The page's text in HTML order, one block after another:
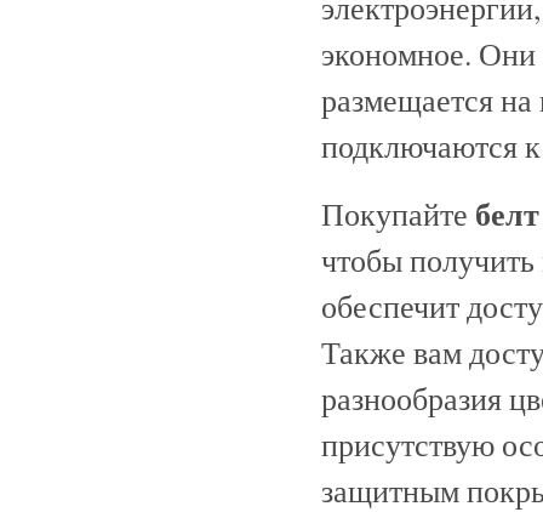
экономное.
размещается
подключаются
Покупайте
чтобы
обеспечит
Также вам
разнообразия
присутствую
защитным